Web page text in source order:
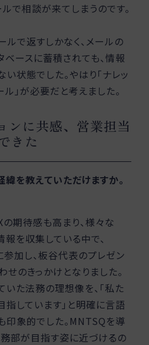
で相談が来てしまうのです。
で返すしかなく、メールの
ースに蓄積されても、情報
状態でした。やはり「ナレッ
」が必要だと考えました。
ンに共感、営業担当
きた
を教えていただけますか。
期待感も高まり、様々な
を収集している中で、
加し、板谷代表のプレゼン
のきっかけとなりました。
た法務の理想像を、「私た
指しています」と明確に言語
印象的でした。MNTSQを導
務部が目指す姿に近づけるの